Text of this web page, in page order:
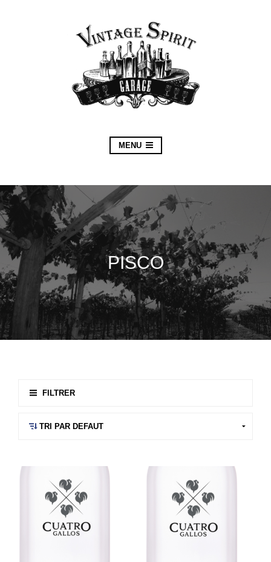
MENU
PISCO
FILTRER